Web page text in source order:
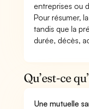
entreprises ou
Pour résumer,
tandis que la
durée, décès,
Qu’est-ce
Une mutuelle